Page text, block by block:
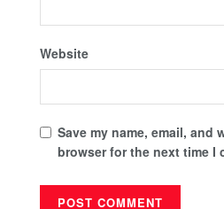
Website
Save my name, email, and
browser for the next time I